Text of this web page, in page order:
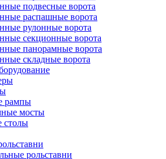
подвесные ворота
распашные ворота
рулонные ворота
секционные ворота
панорамные ворота
складные ворота
рампы
мосты
столы
рольставни